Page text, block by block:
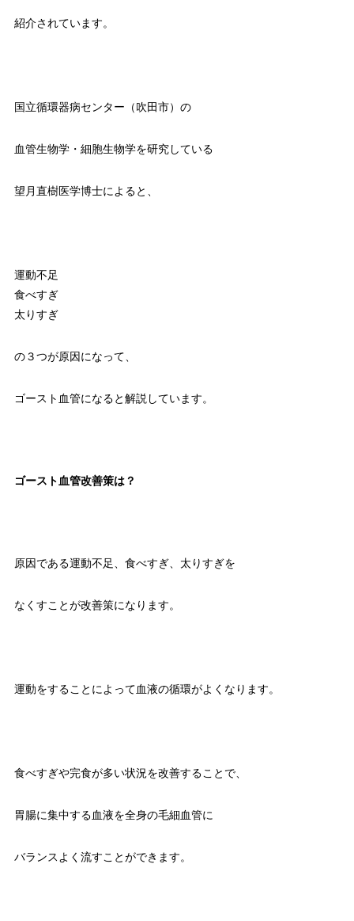
紹介されています。
国立循環器病センター（吹田市）の
血管生物学・細胞生物学を研究している
望月直樹医学博士によると、
運動不足
食べすぎ
太りすぎ
の３つが原因になって、
ゴースト血管になると解説しています。
ゴースト血管改善策は？
原因である運動不足、食べすぎ、太りすぎを
なくすことが改善策になります。
運動をすることによって血液の循環がよくなります。
食べすぎや完食が多い状況を改善することで、
胃腸に集中する血液を全身の毛細血管に
バランスよく流すことができます。